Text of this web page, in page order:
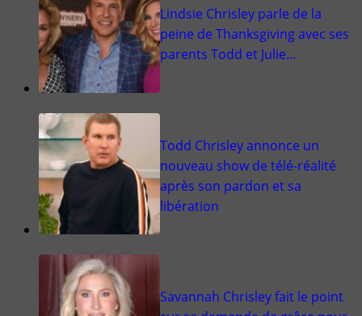
Lindsie Chrisley parle de la
peine de Thanksgiving avec ses
parents Todd et Julie…
Todd Chrisley annonce un
nouveau show de télé-réalité
après son pardon et sa
libération
Savannah Chrisley fait le point